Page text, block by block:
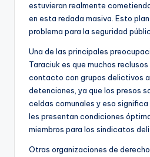
estuvieran realmente
en esta redada masiva. Esto
problema para la seguridad
Una de las principales
Taraciuk es que muchos
contacto con grupos delictivos a
detenciones, ya que los presos
celdas comunales y eso significa
les presentan condiciones
miembros para los sindicatos
Otras organizaciones de